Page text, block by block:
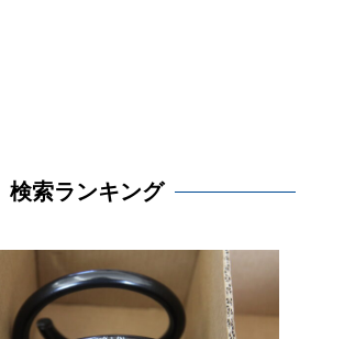
検索ランキング